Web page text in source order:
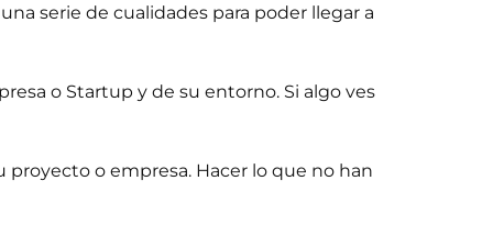
serie de cualidades para poder llegar a
o Startup y de su entorno. Si algo ves
o empresa. Hacer lo que no han